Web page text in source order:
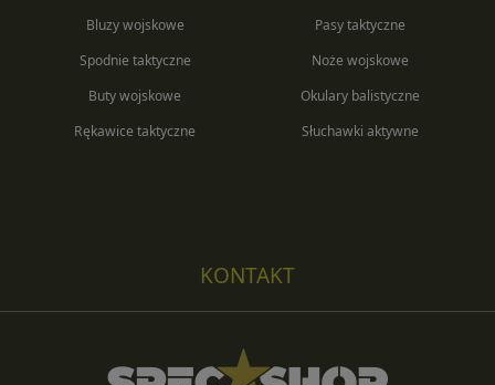
Bluzy wojskowe
Pasy taktyczne
Spodnie taktyczne
Buty wojskowe
Rękawice taktyczne
Noże wojskowe
Okulary balistyczne
Słuchawki aktywne
KONTAKT